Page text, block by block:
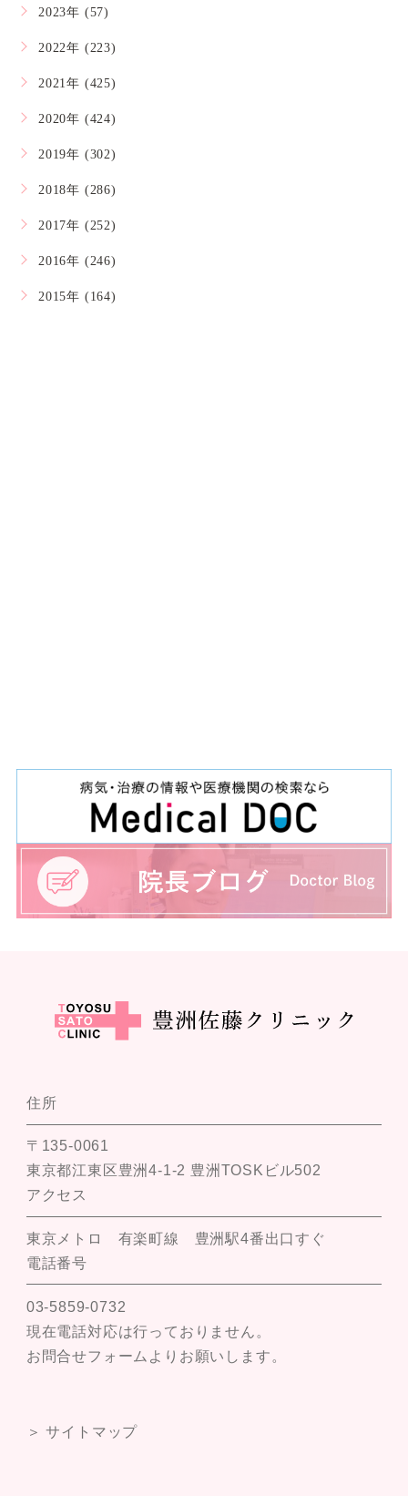
2023年 (57)
2022年 (223)
2021年 (425)
2020年 (424)
2019年 (302)
2018年 (286)
2017年 (252)
2016年 (246)
2015年 (164)
住所
〒135-0061
東京都江東区豊洲4-1-2 豊洲TOSKビル502
アクセス
東京メトロ 有楽町線 豊洲駅4番出口すぐ
電話番号
03-5859-0732
現在電話対応は行っておりません。
お問合せフォームよりお願いします。
＞ サイトマップ